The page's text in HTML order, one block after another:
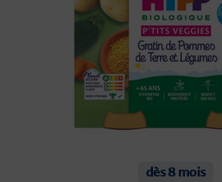
dès 8 mois